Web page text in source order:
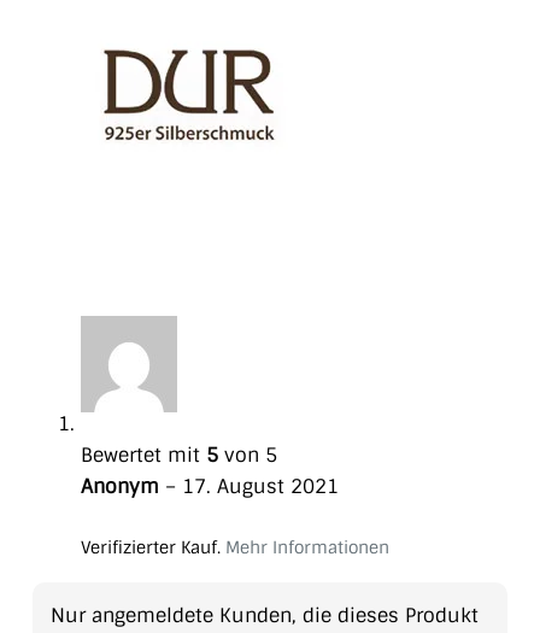
Bewertet mit 5von 5
Anonym – 17. August 2021
Verifizierter Kauf. Mehr Informationen
Nur angemeldete Kunden, die dieses Produkt